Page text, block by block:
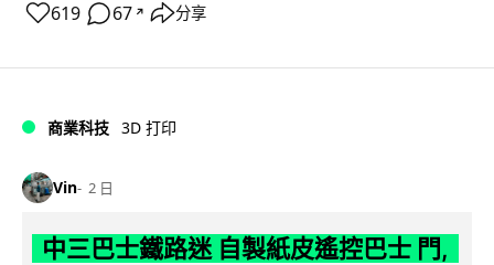
619 67 ↗ 分享
商業科技 3D 打印
Vin 2 日
中三巴士鐵路迷 自製紙皮遙控巴士 門,